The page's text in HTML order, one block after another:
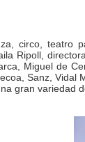
circo, teatro
Ripoll,
Miguel de
Sanz, Vidal
gran variedad